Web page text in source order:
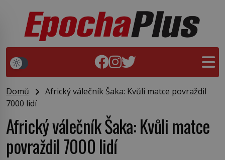
Domů
Africký válečník Šaka: Kvůli matce povraždil
7000 lidí
Africký válečník Šaka: Kvůli matce
povraždil 7000 lidí